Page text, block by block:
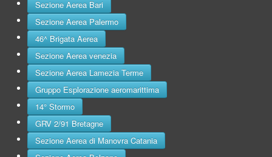
Sezione Aerea Bari
Sezione Aerea Palermo
46^ Brigata Aerea
Sezione Aerea venezia
Sezione Aerea Lamezia Terme
Gruppo Esplorazione aeromarittima
14° Stormo
GRV 2/91 Bretagne
Sezione Aerea di Manovra Catania